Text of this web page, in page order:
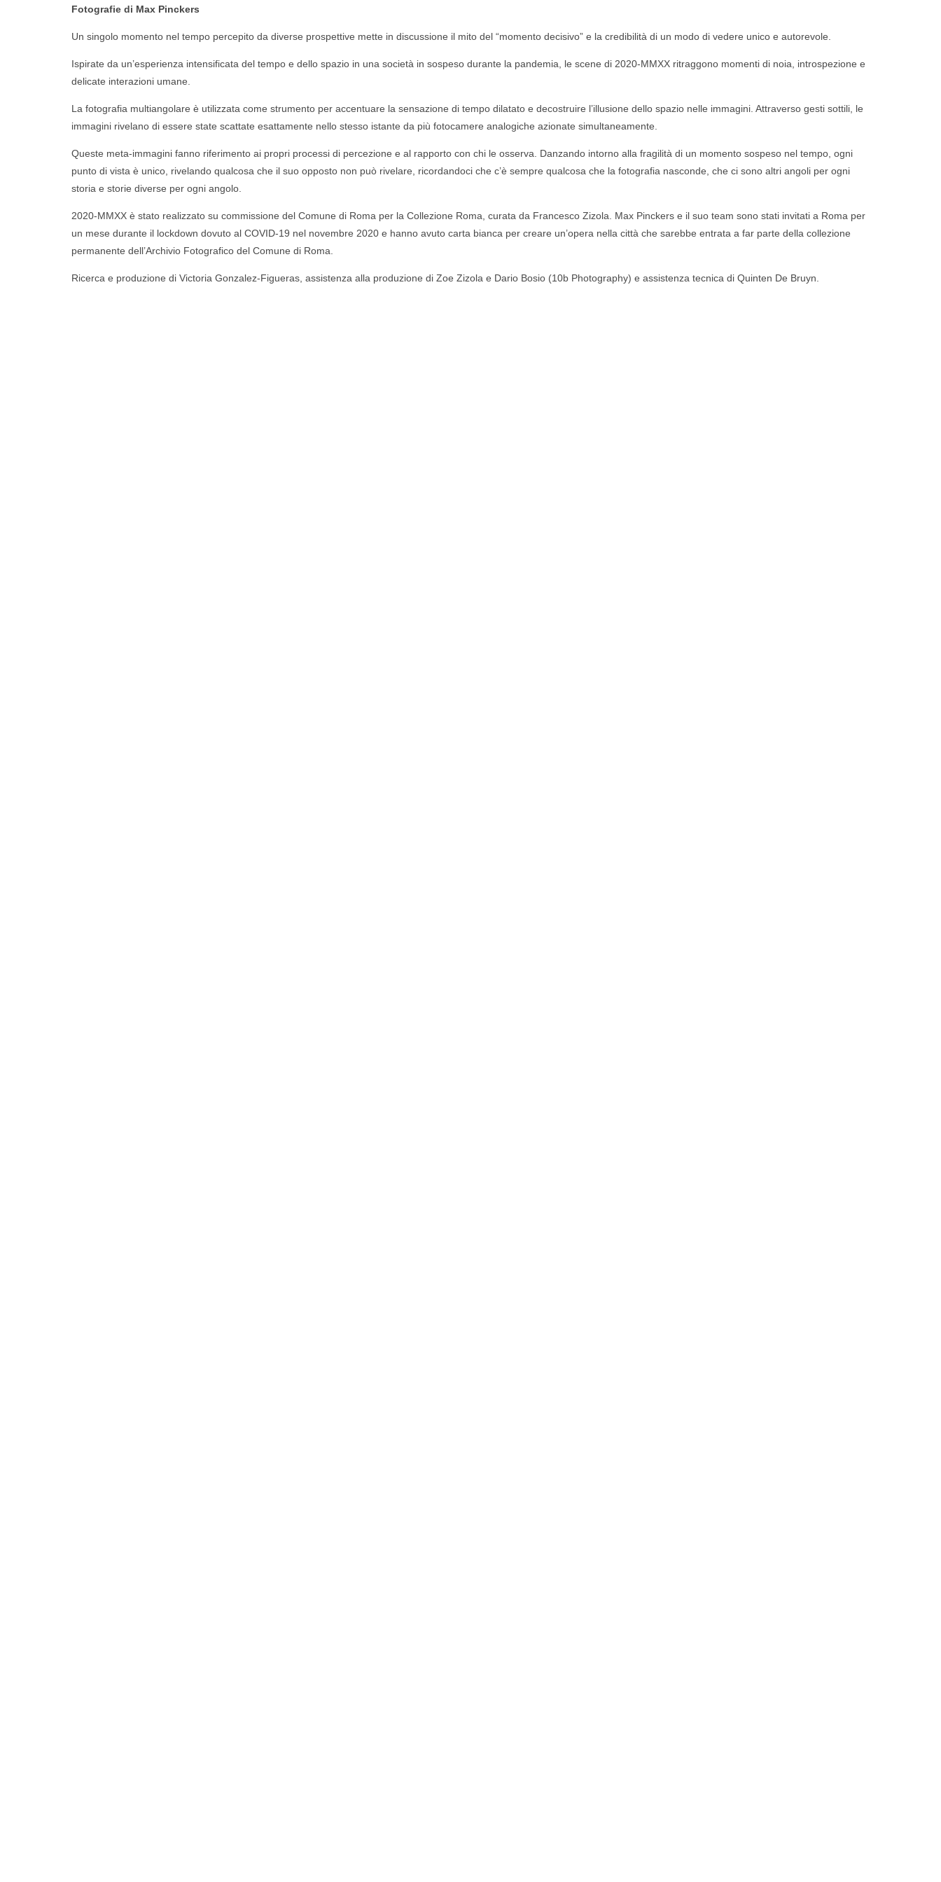
Fotografie di Max Pinckers
Un singolo momento nel tempo percepito da diverse prospettive mette in discussione il mito del “momento decisivo” e la credibilità di un modo di vedere unico e autorevole.
Ispirate da un’esperienza intensificata del tempo e dello spazio in una società in sospeso durante la pandemia, le scene di 2020-MMXX ritraggono momenti di noia, introspezione e
delicate interazioni umane.
La fotografia multiangolare è utilizzata come strumento per accentuare la sensazione di tempo dilatato e decostruire l’illusione dello spazio nelle immagini. Attraverso gesti sottili, le
immagini rivelano di essere state scattate esattamente nello stesso istante da più fotocamere analogiche azionate simultaneamente.
Queste meta-immagini fanno riferimento ai propri processi di percezione e al rapporto con chi le osserva. Danzando intorno alla fragilità di un momento sospeso nel tempo, ogni
punto di vista è unico, rivelando qualcosa che il suo opposto non può rivelare, ricordandoci che c’è sempre qualcosa che la fotografia nasconde, che ci sono altri angoli per ogni
storia e storie diverse per ogni angolo
2020-MMXX è stato realizzato su commissione del Comune di Roma per la Collezione Roma, curata da Francesco Zizola. Max Pinckers e il suo team sono stati invitati a Roma per
un mese durante il lockdown dovuto al COVID-19 nel novembre 2020 e hanno avuto carta bianca per creare un’opera nella città che sarebbe entrata a far parte della collezione
permanente dell’Archivio Fotografico del Comune di Roma.
Ricerca e produzione di Victoria Gonzalez-Figueras, assistenza alla produzione di Zoe Zizola e Dario Bosio (10b Photography) e assistenza tecnica di Quinten De Bruyn.